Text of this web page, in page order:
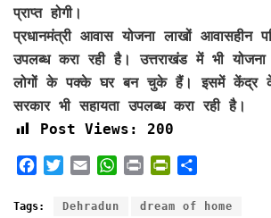
प्राप्त होगी।
प्रधानमंत्री आवास योजना लाखों आवासहीन
उपलब्ध करा रही है। उत्तराखंड में भी
लोगों के पक्के घर बन चुके हैं। इसमें केंद्र के
सरकार भी सहायता उपलब्ध करा रही है।
Post Views:
200
c
i
a
a
i
i
a
Tags: Dehradun dream of home